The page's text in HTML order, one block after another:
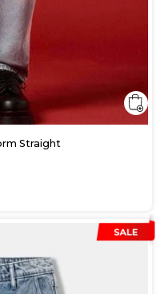
Straight